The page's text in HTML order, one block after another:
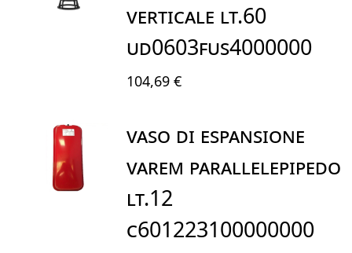
VERTICALE LT.60
UD0603FUS4000000
104,69 €
VASO DI ESPANSIONE
VAREM PARALLELEPIPEDO
LT.12
C601223100000000